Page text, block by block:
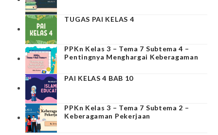
TUGAS PAI KELAS 4
PPKn Kelas 3 – Tema 7 Subtema 4 –
Pentingnya Menghargai Keberagaman
PAI KELAS 4 BAB 10
PPKn Kelas 3 – Tema 7 Subtema 2 –
Keberagaman Pekerjaan